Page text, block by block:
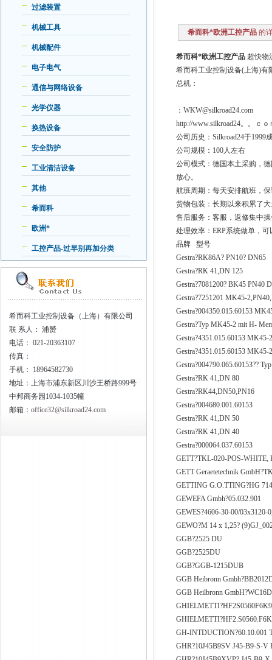
过滤装置
机械工具
机械配件
电子电气
通信与网络设备
光学仪器
换热设备
安全防护
工业清洁设备
其他
希而科
欧洲*
工控产品-过早别再加分类
希而科工业控制设备（上海）有限公司
联 系人： 浦赟
电话： 021-20363107
传真：
手机：
18964582730
地址：上海市浦东新区川沙王桥路999号
中邦商务园1034-1035幢
邮箱： office32@silkroad24.com
希而科*欧洲工控产品的
希而科*欧洲工控产品 超快
希而科工业控制设备(上海)
总机：
：WKW@silkroad24.com
http://www.silkroad24。。ｃｏ
公司历史：Silkroad24于
公司规模：100人左右
公司模式：德国本土采购，
放心。
航班周期：每天安排航班，
货物包装：长期以来积累了
售后服务：客服，返修集中
处理效率：ERP系统做单，
品牌 型号
Gestra?RK86A? PN10? DN65
Gestra?RK 41,DN 125
Gestra?7081200? BK45 PN40
Gestra?7251201 MK45-
Gestra?004350.015.60153
Gestra?Typ MK45-2 mit H-
Gestra?4351.015.60153
Gestra?4351.015.60153
Gestra?004790.065.60153??
Gestra?RK 41,DN 80
Gestra?RK44,DN50,PN16
Gestra?004680.001.60153
Gestra?RK 41,DN 50
Gestra?RK 41,DN 40
Gestra?000064.037.60153
GETT?TKL-020-POS-WHITE,
GETT Geraetetechnik
GETTING G.O.TTING?HG
GEWEFA Gmbh?05.032.901
GEWES?4606-30-00/03x3120-
GEWO?M 14 x 1,25?
GGB?2525 DU
GGB?2525DU
GGB?GGB-1215DUB
GGB Heibronn
GGB Heilbronn
GH-INTDUCTION?60.10.001
GHR?10J45B9SV J45-B9-S-V